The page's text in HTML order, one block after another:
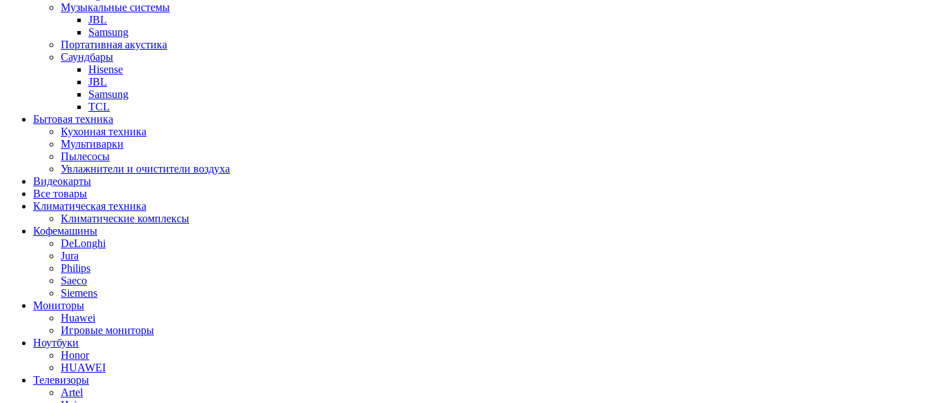
Музыкальные системы
JBL
Samsung
Портативная акустика
Саундбары
Hisense
JBL
Samsung
TCL
Бытовая техника
Кухонная техника
Мультиварки
Пылесосы
Увлажнители и очистители воздуха
Видеокарты
Все товары
Климатическая техника
Климатические комплексы
Кофемашины
DeLonghi
Jura
Philips
Saeco
Siemens
Мониторы
Huawei
Игровые мониторы
Ноутбуки
Honor
HUAWEI
Телевизоры
Artel